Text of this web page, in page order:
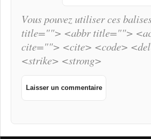
Vous pouvez utiliser ces
title=""> <abbr title="">
cite=""> <cite> <code>
<strike> <strong>